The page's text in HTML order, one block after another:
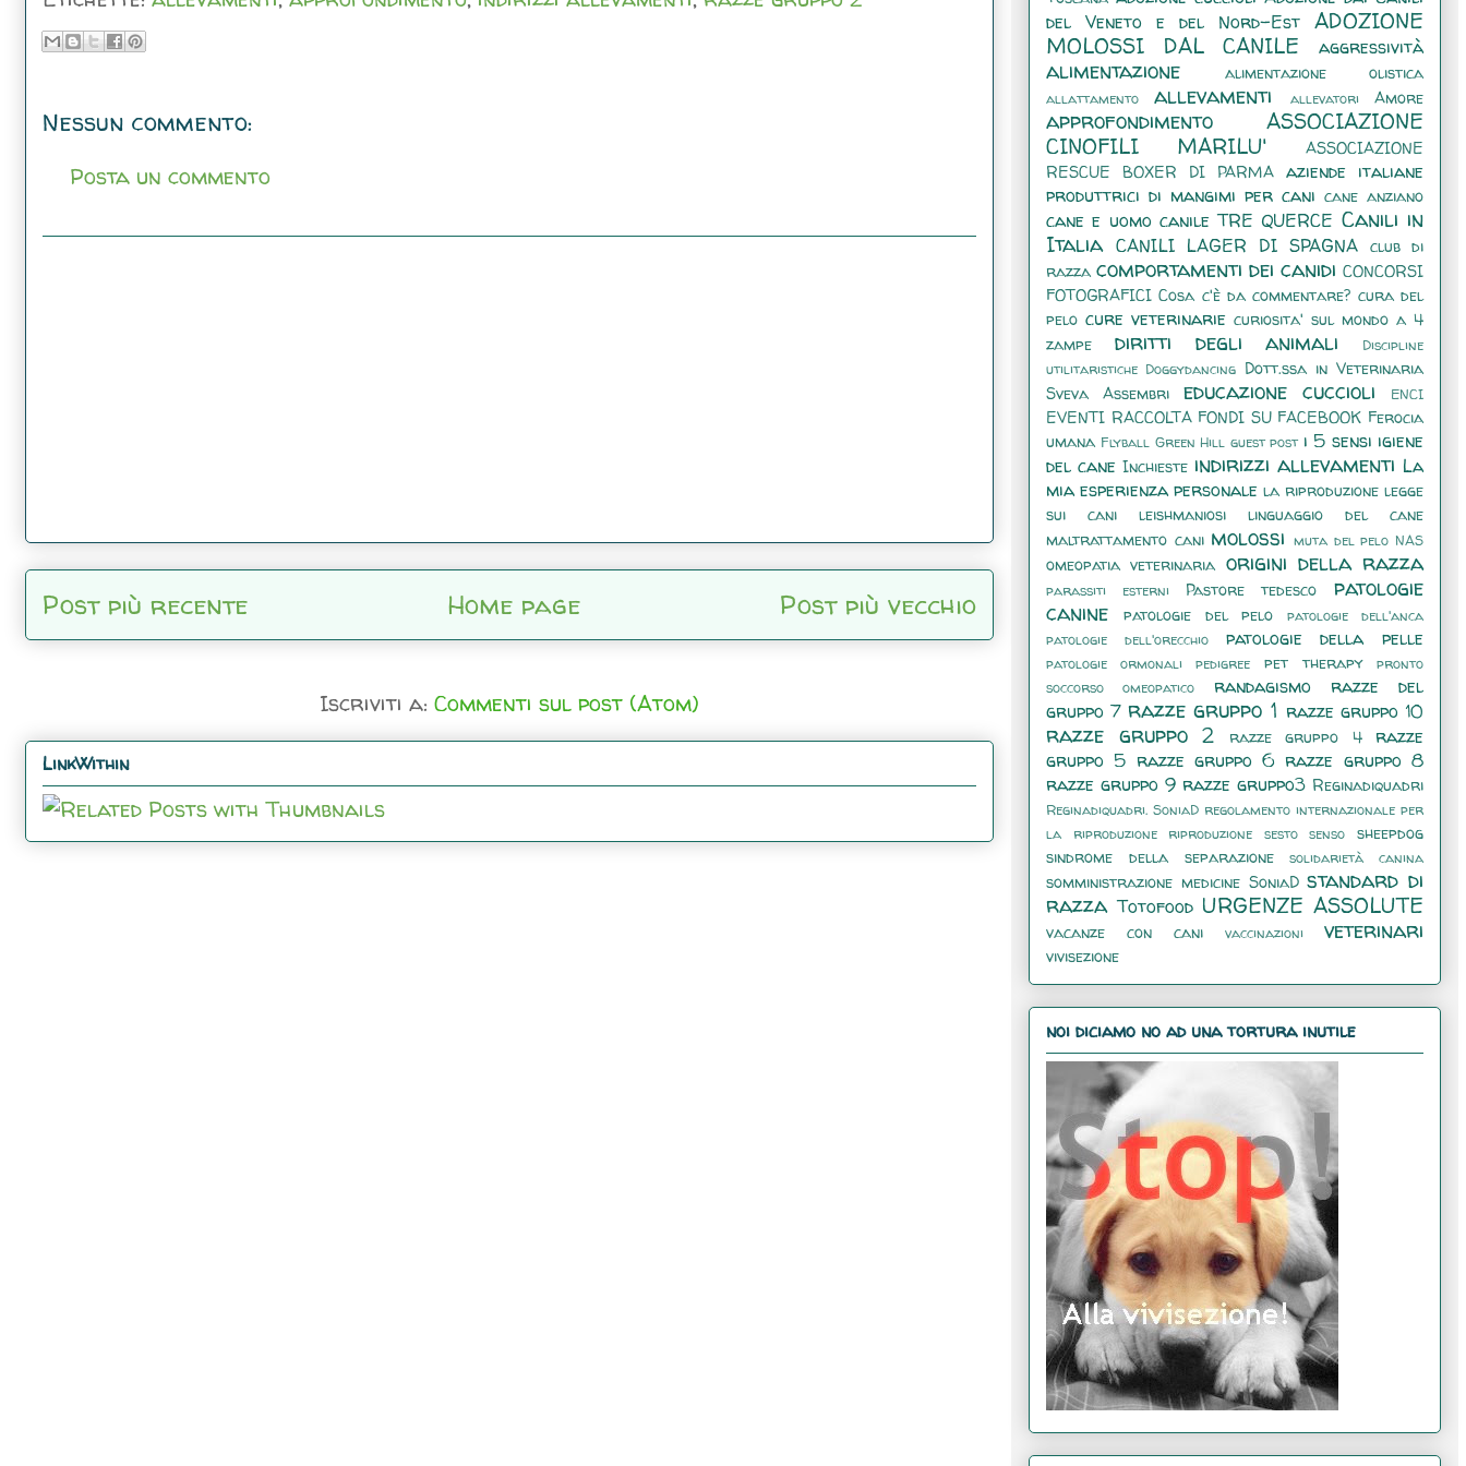
Nessun commento:
Posta un commento
Post più recente Post più vecchio
Home page
Iscriviti a: Commenti sul post (Atom)
LinkWithin
del Veneto e del Nord-Est ADOZIONE
MOLOSSI DAL CANILE
aggressività
alimentazione alimentazione olistica
allattamento allevamenti allevatori Amore
approfondimento
ASSOCIAZIONE
CINOFILI MARILU'
ASSOCIAZIONE
RESCUE BOXER DI PARMA aziende italiane
produttrici di mangimi per cani cane anziano
cane e uomo canile TRE QUERCE Canili in
Italia CANILI LAGER DI SPAGNA club di
razza comportamenti dei canidi CONCORSI
FOTOGRAFICI Cosa c'è da commentare? cura del
pelo cure veterinarie curiosita' sul mondo a 4
zampe
diritti degli animali
Discipline
utilitaristiche Doggydancing Dott.ssa in Veterinaria
Sveva Assembri
educazione cuccioli ENCI
EVENTI RACCOLTA FONDI SU FACEBOOK Ferocia
umana Flyball Green Hill guest post i 5 sensi igiene
del cane Inchieste indirizzi allevamenti La
mia esperienza personale la riproduzione legge
sui cani
leishmaniosi
linguaggio del cane
maltrattamento cani molossi muta del pelo NAS
omeopatia veterinaria origini della razza
parassiti esterni Pastore tedesco
patologie
canine
patologie del pelo
patologie dell'anca
patologie dell'orecchio
patologie della pelle
patologie ormonali pedigree pet therapy
pronto
soccorso omeopatico
randagismo
razze del
gruppo 7 razze gruppo 1 razze gruppo 10
razze gruppo 2 razze gruppo 4
razze
gruppo 5 razze gruppo 6 razze gruppo 8
razze gruppo 9 razze gruppo3 Reginadiquadri
Reginadiquadri. SoniaD regolamento internazionale per
la riproduzione
riproduzione sesto senso
sheepdog
sindrome della separazione
solidarietà canina
somministrazione medicine SoniaD standard di
razza Totofood URGENZE ASSOLUTE
vacanze con cani vaccinazioni veterinari
vivisezione
noi diciamo no ad una tortura inutile